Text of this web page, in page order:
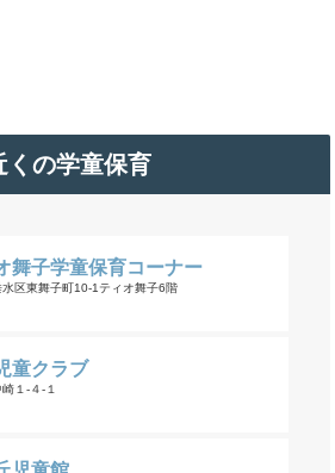
くの学童保育
舞子学童保育コーナー
水区東舞子町10-1ティオ舞子6階
童クラブ
１-４-１